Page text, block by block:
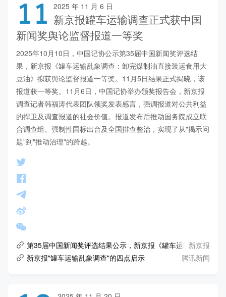
11 2025 年 11 月 6 日
新京报罐车运输调查正式获中国
新闻奖舆论监督报道一等奖
2025年10月10日，中国记协公示第35届中国新闻奖评选结
果，新京报《罐车运输乱象调查：卸完煤制油直接装运食用大
豆油》拟获舆论监督报道一等奖。11月5日结果正式揭晓，该
报道获一等奖。11月6日，中国记协举办颁奖报告会，新京报
调查记者韩福涛代表团队领奖发表感言，强调报道对公共利益
的捍卫及调查报道的社会价值。报道发布后推动国务院成立联
合调查组、强制性国标出台及全国排查整治，实现了从"揭示问
题"到"推动治理"的跨越。
第35届中国新闻奖评选结果公示，新京报《罐车运输乱象调查
新京报
新京报"罐车运输乱象调查"的四点启示 腾讯新闻